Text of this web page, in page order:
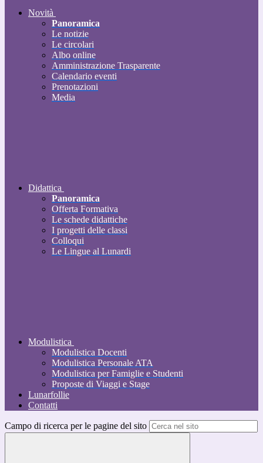
Novità
Panoramica
Le notizie
Le circolari
Albo online
Amministrazione Trasparente
Calendario eventi
Prenotazioni
Media
Didattica
Panoramica
Offerta Formativa
Le schede didattiche
I progetti delle classi
Colloqui
Le Lingue al Lunardi
Modulistica
Modulistica Docenti
Modulistica Personale ATA
Modulistica per Famiglie e Studenti
Proposte di Viaggi e Stage
Lunarfollie
Contatti
Campo di ricerca per le pagine del sito